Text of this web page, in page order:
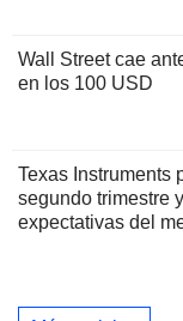
Wall Street cae
en los 100 USD
Texas Instruments
segundo trimestre
expectativas del